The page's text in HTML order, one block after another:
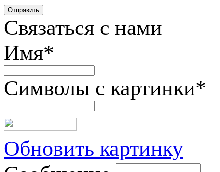
Связаться с нами
Имя*
Символы с картинки*
Обновить картинку